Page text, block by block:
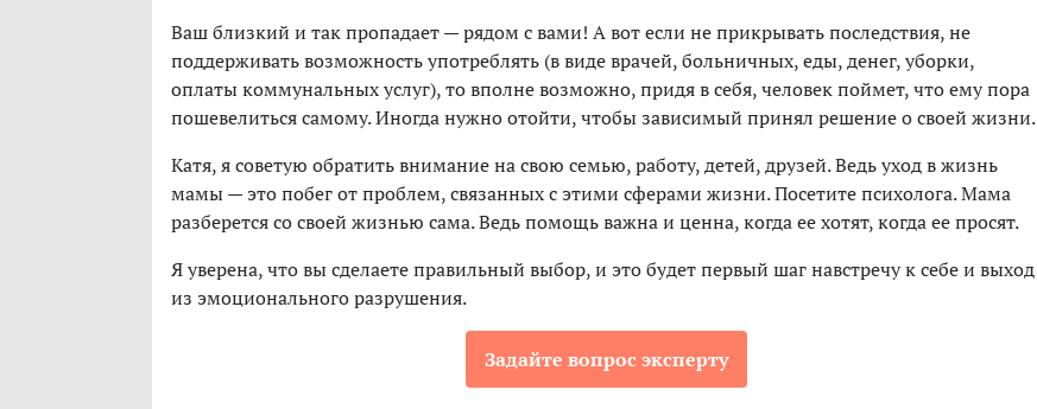
Ваш близкий и так пропадает — рядом с вами! А вот если не прикрывать последствия, не
поддерживать возможность употреблять (в виде врачей, больничных, еды, денег, уборки,
оплаты коммунальных услуг), то вполне возможно, придя в себя, человек поймет, что ему пора
пошевелиться самому. Иногда нужно отойти, чтобы зависимый принял решение о своей жизни.
Катя, я советую обратить внимание на свою семью, работу, детей, друзей. Ведь уход в жизнь
мамы — это побег от проблем, связанных с этими сферами жизни. Посетите психолога. Мама
разберется со своей жизнью сама. Ведь помощь важна и ценна, когда ее хотят, когда ее просят.
Я уверена, что вы сделаете правильный выбор, и это будет первый шаг навстречу к себе и выход
из эмоционального разрушения.
Задайте вопрос эксперту